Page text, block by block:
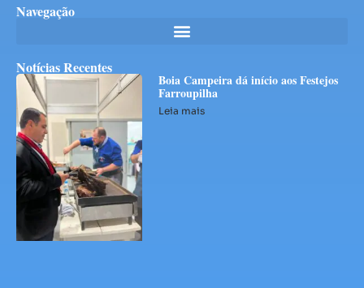
Navegação
Notícias Recentes
Boia Campeira dá início aos Festejos
Farroupilha
Leia mais